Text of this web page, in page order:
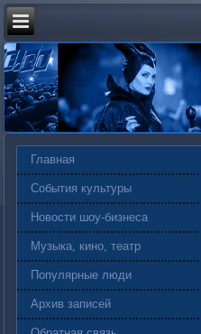
Главная
События культуры
Новости шоу-бизнеса
Музыка, кино, театр
Популярные люди
Архив записей